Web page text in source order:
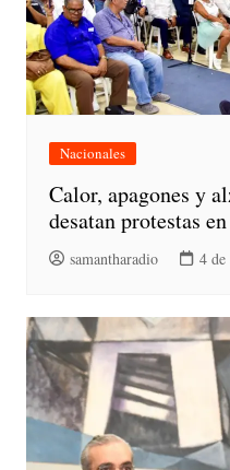
Nacionales
Calor, apagones y
desatan protestas
samantharadio 4 de